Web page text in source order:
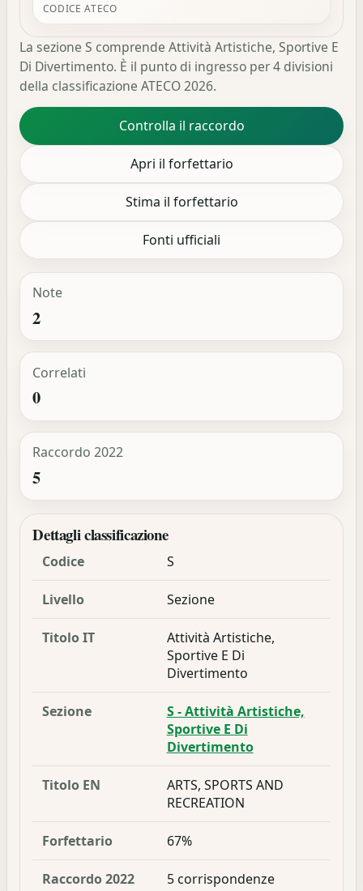
CODICE ATECO
La sezione S comprende Attività Artistiche, Sportive E
Di Divertimento. È il punto di ingresso per 4 divisioni
della classificazione ATECO 2026.
Controlla il raccordo
Apri il forfettario
Stima il forfettario
Fonti ufficiali
Note
2
Correlati
0
Raccordo 2022
5
Dettagli classificazione
Codice S
Livello Sezione
Titolo IT
Attività Artistiche,
Sportive E Di
Divertimento
Sezione
S - Attività Artistiche,
Sportive E Di
Divertimento
Titolo EN
ARTS, SPORTS AND
RECREATION
Forfettario 67%
Raccordo 2022 5 corrispondenze